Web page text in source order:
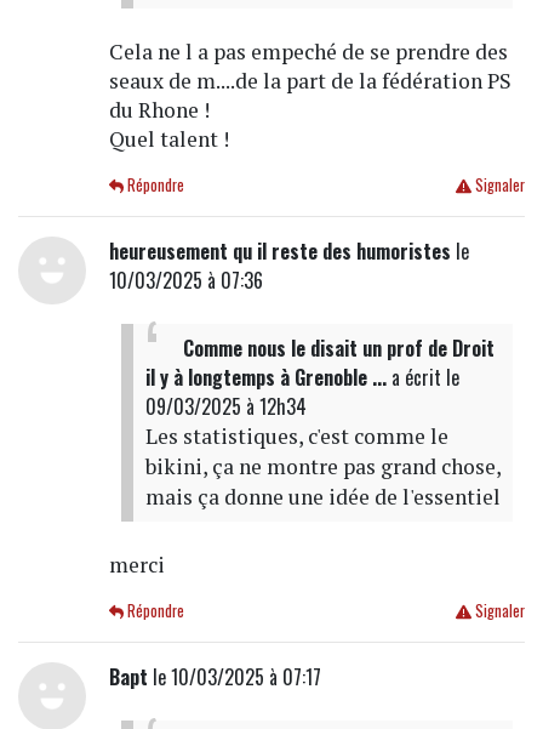
Cela ne l a pas empeché de se prendre des
seaux de m....de la part de la fédération PS
du Rhone !
Quel talent !
Signaler
Répondre
heureusement qu il reste des humoristes le
10/03/2025 à 07:36
Comme nous le disait un prof de Droit
il y à longtemps à Grenoble ...a écrit le
09/03/2025 à 12h34
Les statistiques, c'est comme le
bikini, ça ne montre pas grand chose,
mais ça donne une idée de l'essentiel
merci
Signaler
Répondre
Bapt le 10/03/2025 à 07:17